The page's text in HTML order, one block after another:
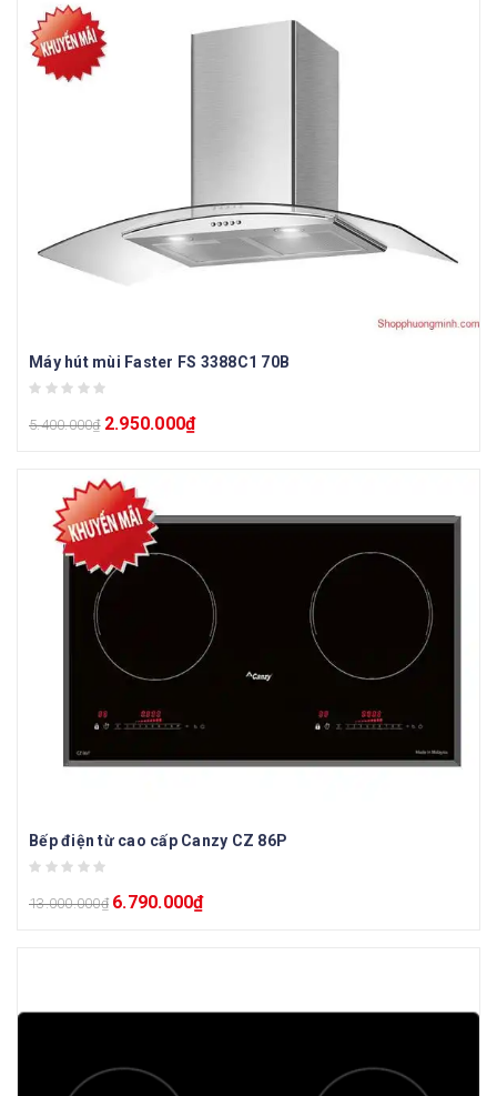
Máy hút mùi Faster FS 3388C1 70B
5.400.000₫ 2.950.000₫
Bếp điện từ cao cấp Canzy CZ 86P
13.000.000₫ 6.790.000₫